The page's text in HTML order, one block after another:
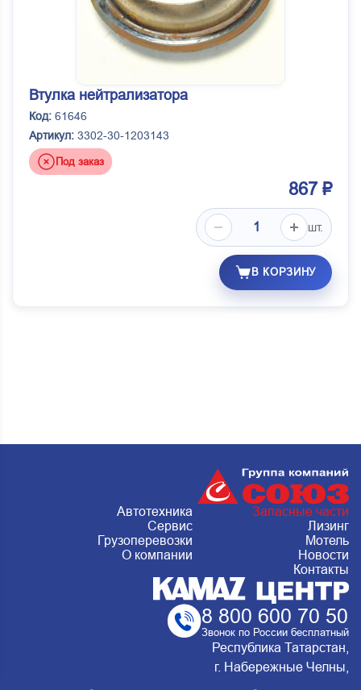
Втулка нейтрализатора
Код: 61646
Артикул: 3302-30-1203143
Под заказ
867 ₽
шт.
В КОРЗИНУ
Автотехника
Запасные части
Сервис
Лизинг
Грузоперевозки
Мотель
О компании
Новости
Контакты
8 800 600 70 50
Звонок по России бесплатный
Республика Татарстан,
г. Набережные Челны,
Металлургическая 15, стр.2 Сервис: